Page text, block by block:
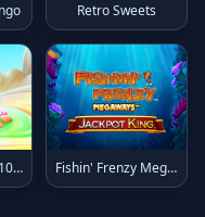
Retro Sweets
Sweet Bonanza 1000 Fishin' Frenzy Megaways...